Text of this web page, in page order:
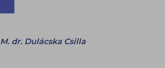
M. dr. Dulácska Csilla